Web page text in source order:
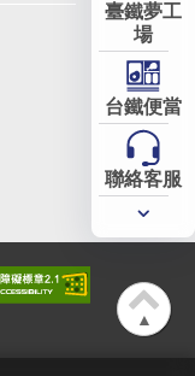
臺鐵夢工
場
台鐵便當
聯絡客服
常用
▲